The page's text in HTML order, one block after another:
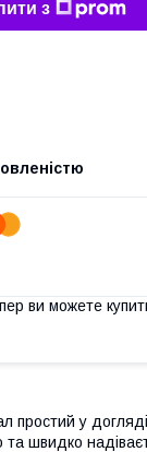
з
ви можете
простий у
та швидко